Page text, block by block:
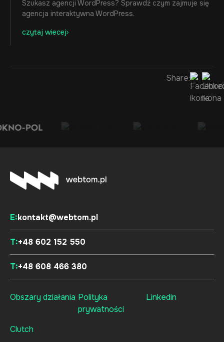
Szukasz agencji WordPress? Sprawdź czym zajmuje się
agencja interaktywna WordPress.
czytaj wiecej
Share:
E:kontakt@webtom.pl
T:+48 602 152 550
T:+48 608 466 380
Obszary działania Polityka
prywatności
Linkedin
Clutch